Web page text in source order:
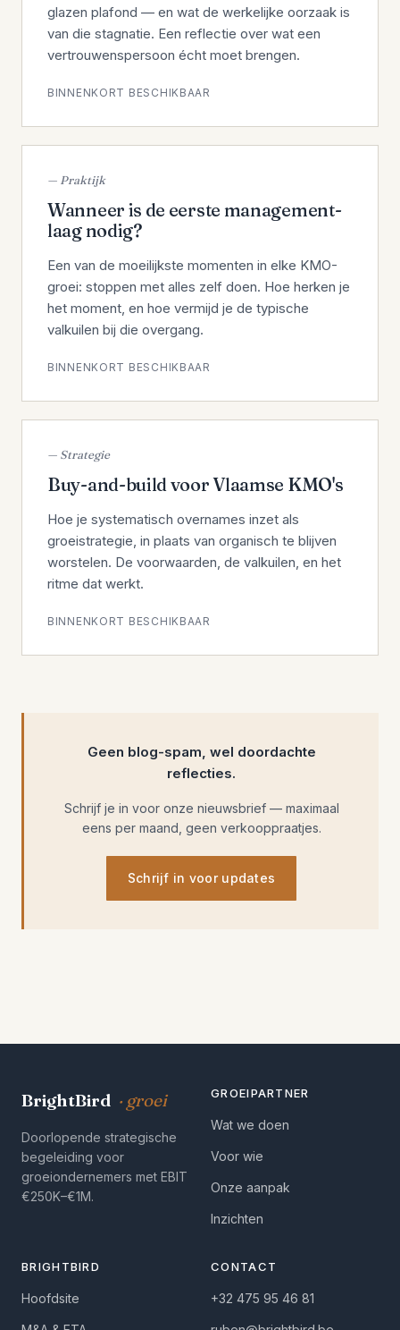
glazen plafond — en wat de werkelijke oorzaak is
van die stagnatie. Een reflectie over wat een
vertrouwens­persoon écht moet brengen.
BINNENKORT BESCHIKBAAR
— Praktijk
Wanneer is de eerste manage­ment­
laag nodig?
Een van de moeilijkste momenten in elke KMO-
groei: stoppen met alles zelf doen. Hoe herken je
het moment, en hoe vermijd je de typische
valkuilen bij die overgang.
BINNENKORT BESCHIKBAAR
— Strategie
Buy-and-build voor Vlaamse KMO's
Hoe je systematisch overnames inzet als
groeistrategie, in plaats van organisch te blijven
worstelen. De voorwaarden, de valkuilen, en het
ritme dat werkt.
BINNENKORT BESCHIKBAAR
Geen blog-spam, wel doordachte
reflecties.
Schrijf je in voor onze nieuwsbrief — maximaal
eens per maand, geen verkooppraatjes.
Schrijf in voor updates
BrightBird · groei
Doorlopende strategische
begeleiding voor
groeiondernemers met EBIT
€250K–€1M.
GROEIPARTNER
Wat we doen
Voor wie
Onze aanpak
Inzichten
BRIGHTBIRD
Hoofdsite
CONTACT
+32 475 95 46 81